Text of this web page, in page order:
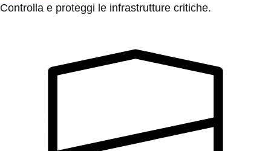
Controlla e proteggi le infrastrutture critiche.